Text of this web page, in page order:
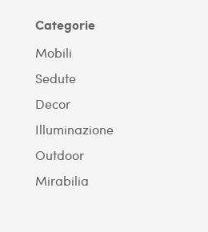
Categorie
Mobili
Sedute
Decor
Illuminazione
Outdoor
Mirabilia